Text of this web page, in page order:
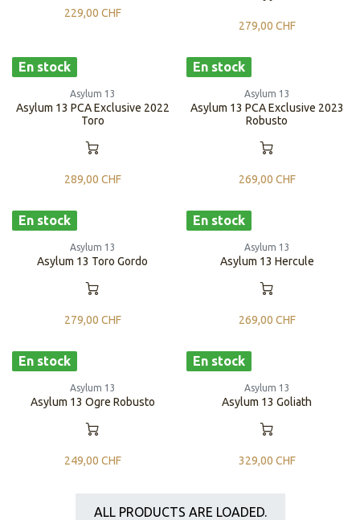
229,00 CHF
279,00 CHF
En stock
Asylum 13
Asylum 13 PCA Exclusive 2022
Toro
289,00 CHF
En stock
Asylum 13
Asylum 13 PCA Exclusive 2023
Robusto
269,00 CHF
En stock
Asylum 13
Asylum 13 Toro Gordo
279,00 CHF
En stock
Asylum 13
Asylum 13 Hercule
269,00 CHF
En stock
Asylum 13
Asylum 13 Ogre Robusto
249,00 CHF
En stock
Asylum 13
Asylum 13 Goliath
329,00 CHF
ALL PRODUCTS ARE LOADED.